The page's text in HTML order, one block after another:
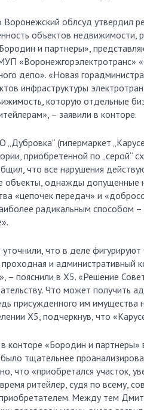
облсуд утвердил
объектов недвижимости,
и партнеры»,
«Воронежгорэлектротранс»
депо». «Новая
инфраструктуры
которую отдельные
– заявили в конторе.
„Дубровка“ (гипермаркет
приобретенной по „серой“
что все нарушения
объекты, однажды допущенные
«цепочек передач» и
радикальным способом
что в деле
и административный
– пояснили в X5. «Решение
Что может получить
присужденного им имущества
X5, подчеркнув, что
конторе «Бородин и
тщательнее
что «приобретался участок,
время ритейлер, судя по всему,
Между тем